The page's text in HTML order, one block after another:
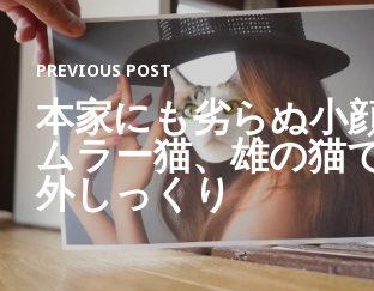
s
猫
ジ
ャ
ー
ナ
リ
PREVIOUS POST
本家にも劣らぬ小
ムラー猫、雄の猫
外しっくり